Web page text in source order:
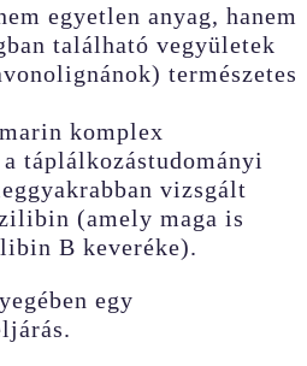
egyetlen anyag, hanem
található vegyületek
természetes
komplex
táplálkozástudományi
vizsgált
(amely maga is
B keveréke).
egy